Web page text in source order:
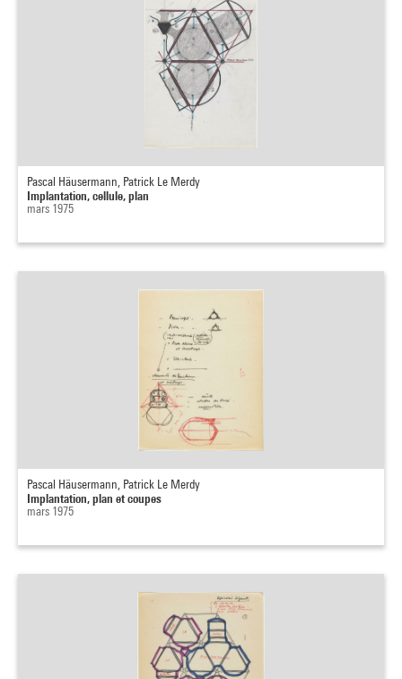
Pascal Häusermann, Patrick Le Merdy
Implantation, cellule, plan
mars 1975
Pascal Häusermann, Patrick Le Merdy
Implantation, plan et coupes
mars 1975